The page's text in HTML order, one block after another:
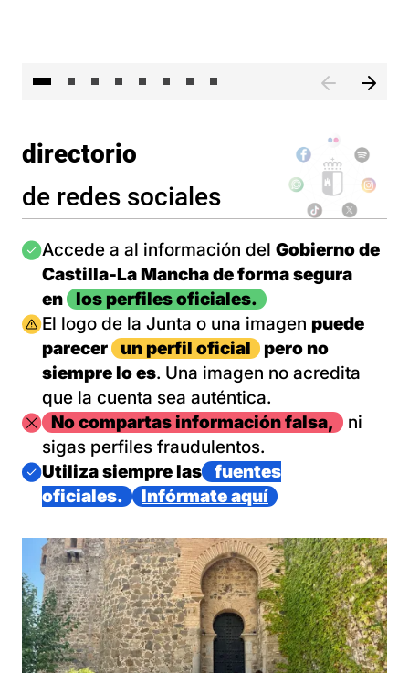
directorio
de redes sociales
Imagen
Accede a al información del Gobierno de
Castilla-La Mancha de forma segura
en
los perfiles oficiales.
Imagen
El logo de la Junta o una imagen puede
parecer
un perfil oficial
pero no
siempre lo es. Una imagen no acredita
que la cuenta sea auténtica.
ImagenNo compartas información falsa,
ni
sigas perfiles fraudulentos.
Imagen
Utiliza siempre las
fuentes
oficiales.
Infórmate aquí